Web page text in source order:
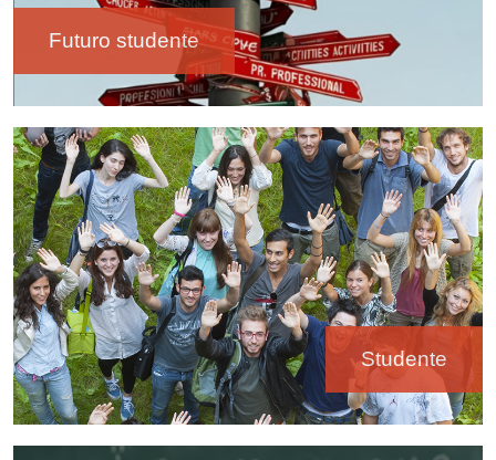
Futuro studente
Immagine
Studente